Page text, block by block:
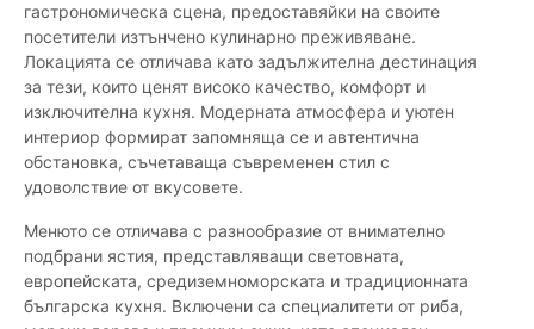
гастрономическа сцена, предоставяйки на своите
посетители изтънчено кулинарно преживяване.
Локацията се отличава като задължителна дестинация
за тези, които ценят високо качество, комфорт и
изключителна кухня. Модерната атмосфера и уютен
интериор формират запомняща се и автентична
обстановка, съчетаваща съвременен стил с
удоволствие от вкусовете.
Менюто се отличава с разнообразие от внимателно
подбрани ястия, представляващи световната,
европейската, средиземноморската и традиционната
българска кухня. Включени са специалитети от риба,